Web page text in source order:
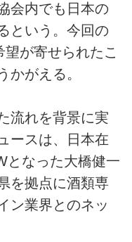
会内でも日本の
という。今回の
が寄せられたこ
かがえる。
流れを背景に実
ースは、日本在
となった大橋健一
を拠点に酒類専
ン業界とのネッ